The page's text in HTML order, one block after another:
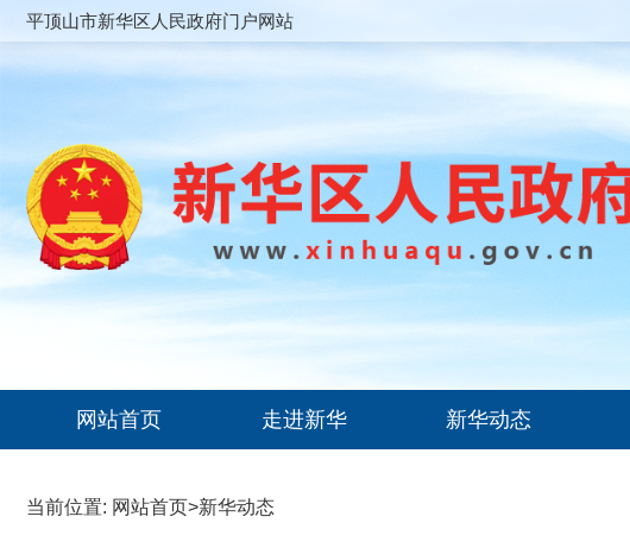
平顶山市新华区人民政府门户网站
网站首页 走进新华 新华动态
当前位置: 网站首页>新华动态